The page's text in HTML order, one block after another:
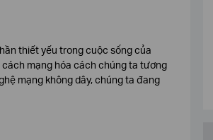
thiết yếu trong cuộc sống của
mạng hóa cách chúng ta tương
mạng không dây, chúng ta đang